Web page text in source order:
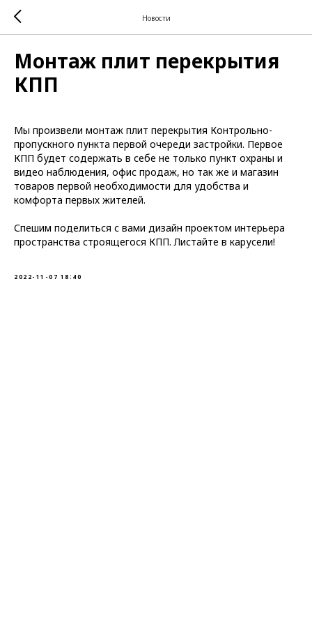
Новости
Монтаж плит перекрытия
КПП
Мы произвели монтаж плит перекрытия Контрольно-
пропускного пункта первой очереди застройки. Первое
КПП будет содержать в себе не только пункт охраны и
видео наблюдения, офис продаж, но так же и магазин
товаров первой необходимости для удобства и
комфорта первых жителей.
Спешим поделиться с вами дизайн проектом интерьера
пространства строящегося КПП. Листайте в карусели!
2022-11-07 18:40